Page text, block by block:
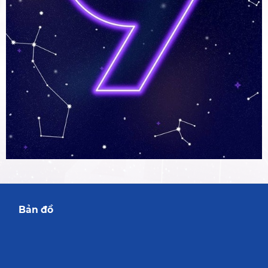
Bản đồ